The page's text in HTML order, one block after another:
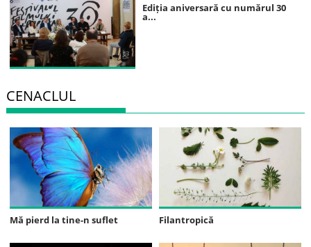
Ediția aniversară cu numărul 30
a...
CENACLUL
Mă pierd la tine-n suflet Filantropică